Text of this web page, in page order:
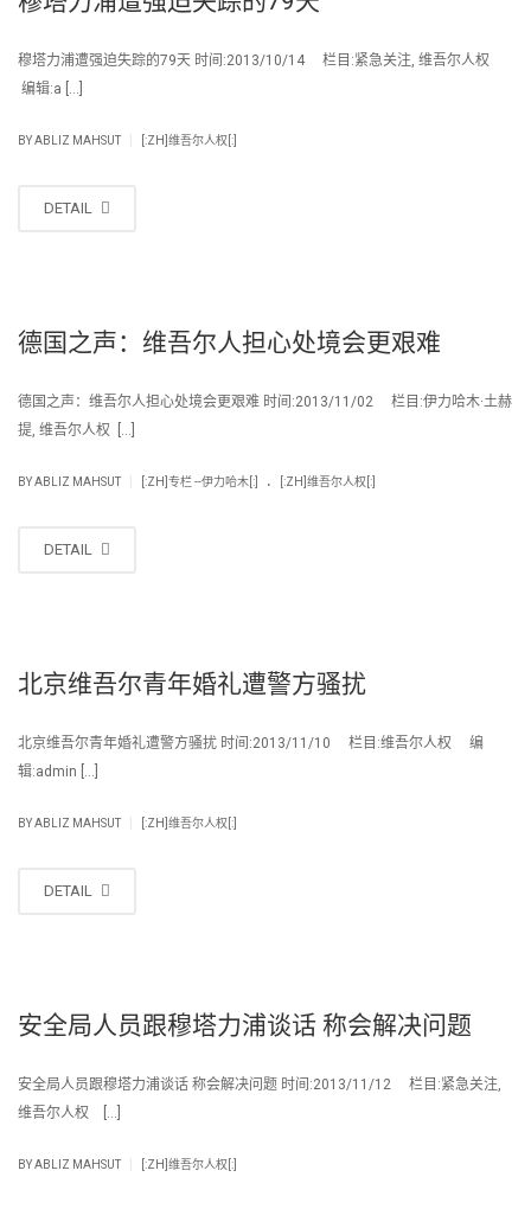
穆塔力浦遭强迫失踪的79天 时间:2013/10/14 栏目:紧急关注, 维吾尔人权
编辑:a […]
BYABLIZ MAHSUT [:ZH]维吾尔人权[:]
DETAIL
德国之声：维吾尔人担心处境会更艰难
德国之声：维吾尔人担心处境会更艰难 时间:2013/11/02 栏目:伊力哈木·土赫
提, 维吾尔人权 […]
BYABLIZ MAHSUT [:ZH]专栏 --伊力哈木[:] . [:ZH]维吾尔人权[:]
DETAIL
北京维吾尔青年婚礼遭警方骚扰
北京维吾尔青年婚礼遭警方骚扰 时间:2013/11/10 栏目:维吾尔人权 编
辑:admin […]
BYABLIZ MAHSUT [:ZH]维吾尔人权[:]
DETAIL
安全局人员跟穆塔力浦谈话 称会解决问题
安全局人员跟穆塔力浦谈话 称会解决问题 时间:2013/11/12 栏目:紧急关注,
维吾尔人权 […]
BYABLIZ MAHSUT [:ZH]维吾尔人权[:]